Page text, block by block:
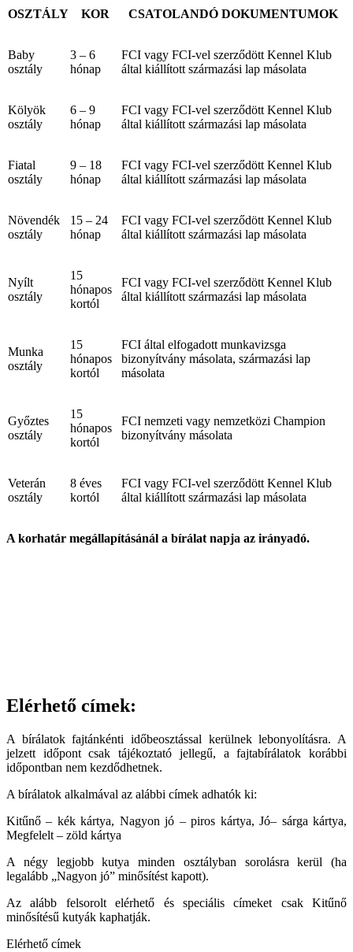
OSZTÁLY KOR CSATOLANDÓ DOKUMENTUMOK
Baby
osztály
3 – 6
hónap
FCI vagy FCI-vel szerződött Kennel Klub
által kiállított származási lap másolata
Kölyök
osztály
6 – 9
hónap
FCI vagy FCI-vel szerződött Kennel Klub
által kiállított származási lap másolata
Fiatal
osztály
9 – 18
hónap
FCI vagy FCI-vel szerződött Kennel Klub
által kiállított származási lap másolata
Növendék
osztály
15 – 24
hónap
FCI vagy FCI-vel szerződött Kennel Klub
által kiállított származási lap másolata
Nyílt
osztály
15
hónapos
kortól
FCI vagy FCI-vel szerződött Kennel Klub
által kiállított származási lap másolata
Munka
osztály
15
hónapos
kortól
FCI által elfogadott munkavizsga
bizonyítvány másolata, származási lap
másolata
Győztes
osztály
15
hónapos
kortól
FCI nemzeti vagy nemzetközi Champion
bizonyítvány másolata
Veterán
osztály
8 éves
kortól
FCI vagy FCI-vel szerződött Kennel Klub
által kiállított származási lap másolata
A korhatár megállapításánál a bírálat napja az irányadó.
Elérhető címek:
A bírálatok fajtánkénti időbeosztással kerülnek lebonyolításra. A
jelzett időpont csak tájékoztató jellegű, a fajtabírálatok korábbi
időpontban nem kezdődhetnek.
A bírálatok alkalmával az alábbi címek adhatók ki:
Kitűnő – kék kártya, Nagyon jó – piros kártya, Jó– sárga kártya,
Megfelelt – zöld kártya
A négy legjobb kutya minden osztályban sorolásra kerül (ha
legalább „Nagyon jó” minősítést kapott).
Az alább felsorolt elérhető és speciális címeket csak Kitűnő
minősítésű kutyák kaphatják.
Elérhető címek